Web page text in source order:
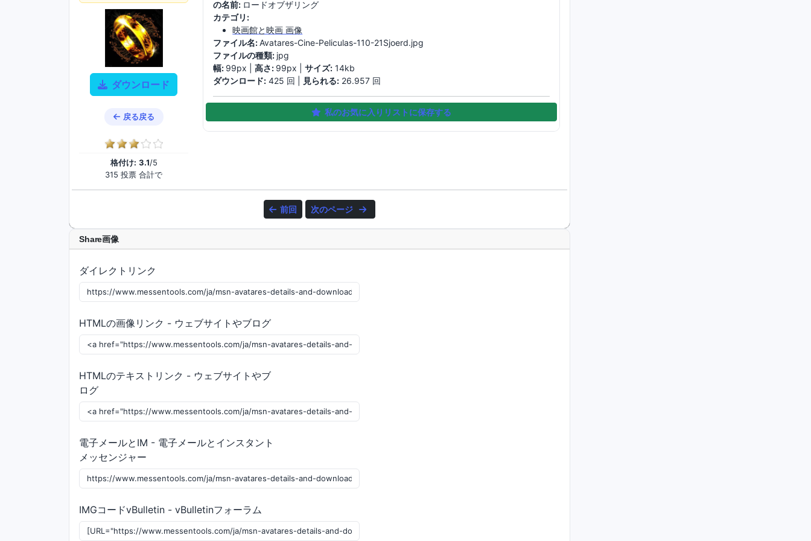
ダウンロード
戻る戻る
格付け: 3.1/5
315 投票 合計で
の名前: ロードオブザリング
カテゴリ:
映画館と映画 画像
ファイル名:Avatares-Cine-Peliculas-110-21Sjoerd.jpg
ファイルの種類: jpg
幅: 99px |高さ: 99px |サイズ: 14kb
ダウンロード: 425 回 | 見られる: 26.957 回
私のお気に入りリストに保存する
前回 次のページ
Share画像
ダイレクトリンク
HTMLの画像リンク - ウェブサイトやブログ
HTMLのテキストリンク - ウェブサイトやブ
ログ
電子メールとIM - 電子メールとインスタント
メッセンジャー
IMGコードvBulletin - vBulletinフォーラム